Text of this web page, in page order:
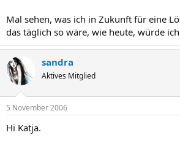
Mal sehen, was ich in Zukunft für eine
das täglich so wäre, wie heute, würde
sandra
Aktives Mitglied
5 November 2006
Hi Katja.